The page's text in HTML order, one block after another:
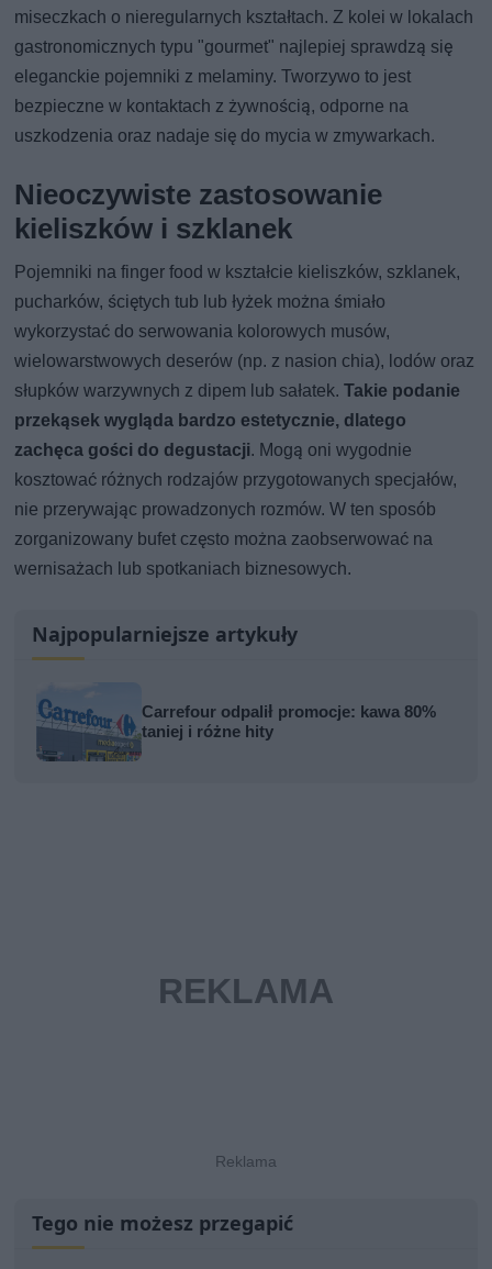
miseczkach o nieregularnych kształtach. Z kolei w lokalach
gastronomicznych typu "gourmet" najlepiej sprawdzą się
eleganckie pojemniki z melaminy. Tworzywo to jest
bezpieczne w kontaktach z żywnością, odporne na
uszkodzenia oraz nadaje się do mycia w zmywarkach.
Nieoczywiste zastosowanie
kieliszków i szklanek
Pojemniki na finger food w kształcie kieliszków, szklanek,
pucharków, ściętych tub lub łyżek można śmiało
wykorzystać do serwowania kolorowych musów,
wielowarstwowych deserów (np. z nasion chia), lodów oraz
słupków warzywnych z dipem lub sałatek.Takie podanie
przekąsek wygląda bardzo estetycznie, dlatego
zachęca gości do degustacji. Mogą oni wygodnie
kosztować różnych rodzajów przygotowanych specjałów,
nie przerywając prowadzonych rozmów. W ten sposób
zorganizowany bufet często można zaobserwować na
wernisażach lub spotkaniach biznesowych.
Najpopularniejsze artykuły
Carrefour odpalił promocje: kawa 80%
taniej i różne hity
Tego nie możesz przegapić